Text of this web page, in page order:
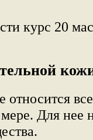
курс 20
относится
Для нее